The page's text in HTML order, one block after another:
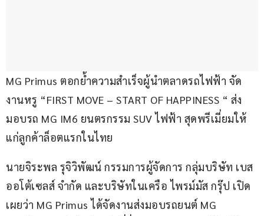
MG Primus ตอกย้ำความสำเร็จผู้นำตลาดรถไฟฟ้า จัด
งานหรู “FIRST MOVE – START OF HAPPINESS “ ส่ง
มอบรถ MG IM6 ยนตรกรรม SUV ไฟฟ้า สุดพรีเมี่ยมให้
แก่ลูกค้าล็อตแรกในไทย
นายจิระพล รุจิวิพัฒน์ กรรมการผู้จัดการ กลุ่มบริษัท เบส
ออโต้เซลส์ จำกัด และบริษัทในเครือ ไพรม์มัส กรุ๊ป เปิด
เผยว่า MG Primus ได้จัดงานส่งมอบรถยนต์ MG